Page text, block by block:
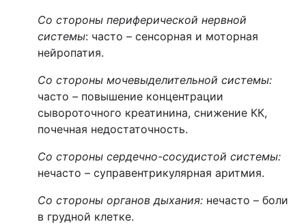
Со стороны периферической нервной
системы: часто – сенсорная и моторная
нейропатия.
Со стороны мочевыделительной системы:
часто – повышение концентрации
сывороточного креатинина, снижение КК,
почечная недостаточность.
Со стороны сердечно-сосудистой системы:
нечасто – суправентрикулярная аритмия.
Со стороны органов дыхания: нечасто – боли
в грудной клетке.